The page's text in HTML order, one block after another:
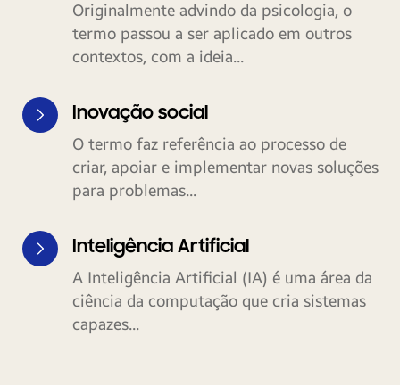
Originalmente advindo da psicologia, o
termo passou a ser aplicado em outros
contextos, com a ideia...
Inovação social
O termo faz referência ao processo de
criar, apoiar e implementar novas soluções
para problemas...
Inteligência Artificial
A Inteligência Artificial (IA) é uma área da
ciência da computação que cria sistemas
capazes...